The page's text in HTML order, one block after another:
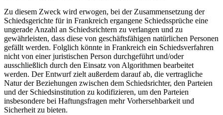
Zu diesem Zweck wird erwogen, bei der Zusammensetzung der
Schiedsgerichte für in Frankreich ergangene Schiedssprüche eine
ungerade Anzahl an Schiedsrichtern zu verlangen und zu
gewährleisten, dass diese von geschäftsfähigen natürlichen Personen
gefällt werden. Folglich könnte in Frankreich ein Schiedsverfahren
nicht von einer juristischen Person durchgeführt und/oder
ausschließlich durch den Einsatz von Algorithmen bearbeitet
werden. Der Entwurf zielt außerdem darauf ab, die vertragliche
Natur der Beziehungen zwischen dem Schiedsrichter, den Parteien
und der Schiedsinstitution zu kodifizieren, um den Parteien
insbesondere bei Haftungsfragen mehr Vorhersehbarkeit und
Sicherheit zu bieten.